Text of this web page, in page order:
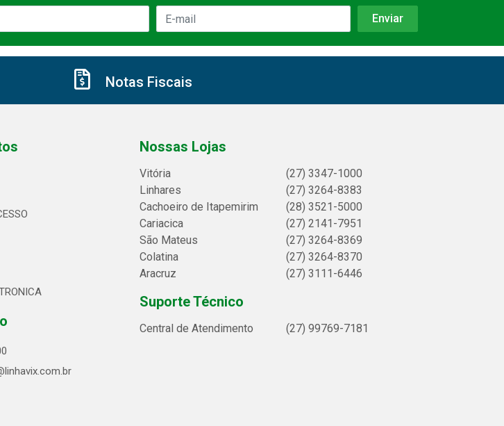
Notas Fiscais
Nossas Lojas
Vitória
(27) 3347-1000
Linhares
(27) 3264-8383
Cachoeiro de Itapemirim
(28) 3521-5000
Cariacica
(27) 2141-7951
São Mateus
(27) 3264-8369
Colatina
(27) 3264-8370
Aracruz
(27) 3111-6446
Suporte Técnico
Central de Atendimento (27) 99769-7181